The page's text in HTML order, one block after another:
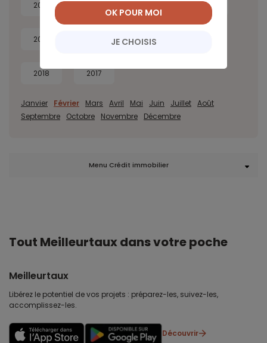
2026 2023
2022 2020
2018 2017
Janvier Février Mars Avril Mai Juin Juillet Août
Septembre
Octobre Novembre Décembre
Menu Crédit immobilier
Tout Meilleurtaux dans votre poche
Meilleurtaux
Libérez le potentiel de vos projets : préparez-les, suivez-les,
accomplissez-les.
Découvrir
JE CHOISIS
OK POUR MOI